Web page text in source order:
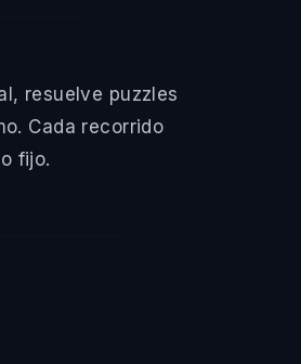
resuelve puzzles
Cada recorrido
fijo.